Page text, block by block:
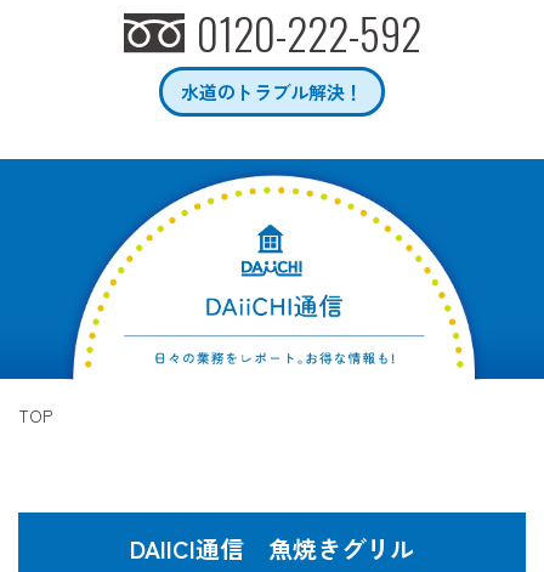
0120-222-592
水道のトラブル解決！
TOP
DAIICI通信 魚焼きグリル